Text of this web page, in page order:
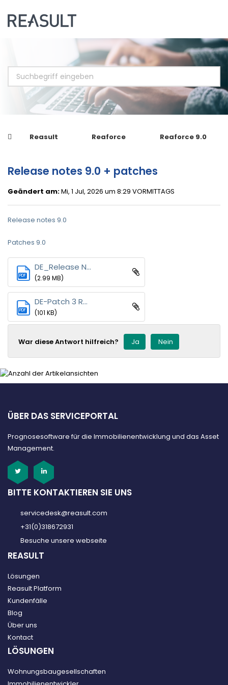
Reasult Reaforce Reaforce 9.0
Release notes 9.0 + patches
Geändert am:Mi, 1 Jul, 2026 um 8:29 VORMITTAGS
Release notes 9.0
Patches 9.0
PDF
DE_Release N...
(2.99 MB)
PDF
DE-Patch 3 R...
(101 KB)
War diese Antwort hilfreich? Ja Nein
ÜBER DAS SERVICEPORTAL
Prognosesoftware für die Immobilienentwicklung und das Asset
Management.
BITTE KONTAKTIEREN SIE UNS
servicedesk@reasult.com
+31(0)318672931
Besuche unsere webseite
REASULT
Lösungen
Reasult Platform
Kundenfälle
Blog
Über uns
Kontact
LÖSUNGEN
Wohnungsbaugesellschaften